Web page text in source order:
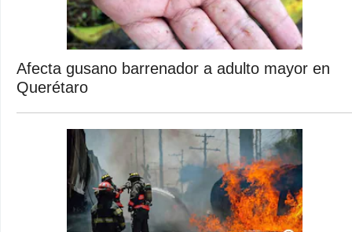
Afecta gusano barrenador a adulto mayor en
Querétaro